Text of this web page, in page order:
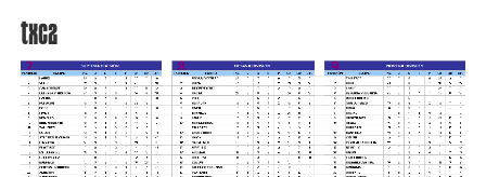
txc2